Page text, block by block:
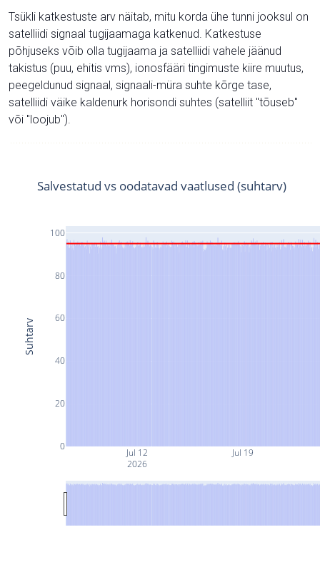
Tsükli katkestuste arv näitab, mitu korda ühe tunni jooksul on
satelliidi signaal tugijaamaga katkenud. Katkestuse
põhjuseks võib olla tugijaama ja satelliidi vahele jäänud
takistus (puu, ehitis vms), ionosfääri tingimuste kiire muutus,
peegeldunud signaal, signaali-müra suhte kõrge tase,
satelliidi väike kaldenurk horisondi suhtes (satelliit "tõuseb"
või "loojub").
Jul 12
2026
Jul 19
0
20
40
60
80
100
Salvestatud vs oodatavad vaatlused (suhtarv)
Suhtarv